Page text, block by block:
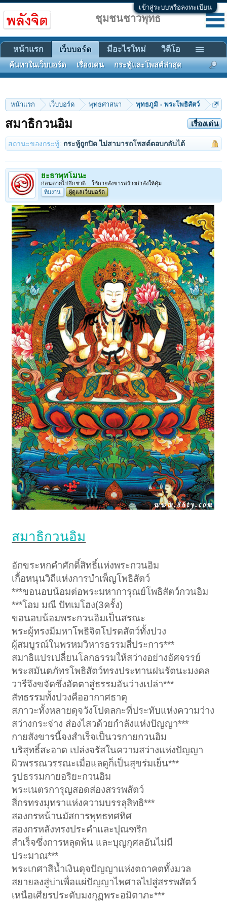
เข้าสู่ระบบหรือลงทะเบียน
หน้าแรก เว็บบอร์ด พุทธศาสนา พุทธภูมิ - พระโพธิสัตว์
เรื่องเด่น
สมาธิกวนอิม
สถานะของกระทู้: กระทู้ถูกปิด ไม่สามารถโพสต์ตอบกลับได้
ยะธาพุทโมนะ
ก่อนตายไปอีกชาติ .. ใช้กายสังขารสร้างกำลังให้คุ้ม
ทีมงาน
ผู้ดูแลเว็บบอร์ด
สมาธิกวนอิม
อักขระหกคำศักดิ์สิทธิ์แห่งพระกวนอิม
เกื้อหนุนวิถีแห่งการบำเพ็ญโพธิสัตว์
***ขอนอบน้อมต่อพระมหาการุณย์โพธิสัตว์กวนอิม
***โอม มณี ปัทเมโฮง(3ครั้ง)
ขอนอบน้อมพระกวนอิมเป็นสรณะ
พระผู้ทรงมีมหาโพธิจิตโปรดสัตว์ทั้งปวง
ผู้สมบูรณ์ในพรหมวิหารธรรมสี่ประการ***
สมาธิแปรเปลี่ยนโลกธรรมให้สว่างอย่างอัศจรรย์
พระสมันตภัทรโพธิสัตว์ทรงประทานฝนรัตนะมงคล
วารีจึงขจัดซึ่งอัตตาสู่ธรรมอันว่างเปล่า***
สัทธรรมทั้งปวงคืออากาศธาตุ
สภาวะทั้งหลายดุจวังโปตลกะที่ประทับแห่งความว่าง
สว่างกระจ่าง ส่องไสวด้วยกำลังแห่งปัญญา***
กายสังขารนี้จงสำเร็จเป็นวรกายกวนอิม
บริสุทธิ์สะอาด เปล่งจรัสในความสว่างแห่งปัญญา
ผิวพรรณวรรณะเมื่อแลดูก็เป็นสุขร่มเย็น***
รูปธรรมกายอริยะกวนอิม
พระเนตรการุญสอดส่องสรรพสัตว์
สี่กรทรงมุทราแห่งความบรรลุสิทธิ***
สองกรหน้านมัสการพุทธทศทิศ
สองกรหลังทรงประคำและปุณฑริก
สำเร็จซึ่งการหลุดพ้น และบุญกุศลอันไม่มี
ประมาณ***
พระเกศาสีน้ำเงินดุจปัญญาแห่งตถาคตทั้งมวล
สยายลงสู่บ่าเพื่อแผ่ปัญญาไพศาลไปสู่สรรพสัตว์
เหนือเศียรประดับมงกุฏพระอมิตาภะ***
ชุมชนชาวพุทธ
หน้าแรก เว็บบอร์ด
ค้นหาในเว็บบอร์ด เรื่องเด่น กระทู้และโพสต์ล่าสุด
มีอะไรใหม่ วิดีโอ